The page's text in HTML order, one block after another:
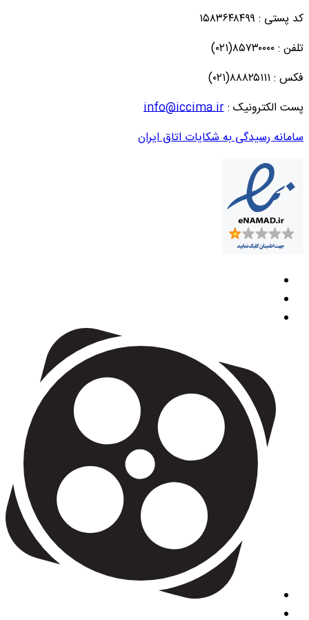
کد پستی : ۱۵۸۳۶۴۸۴۹۹
تلفن : ۸۵۷۳۰۰۰۰(۰۲۱)
فکس : ۸۸۸۲۵۱۱۱(۰۲۱)
پست الکترونیک :info@iccima.ir
سامانه رسیدگی به شکایات اتاق ایران